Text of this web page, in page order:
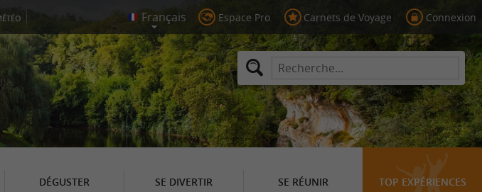
Espace Pro Carnets de Voyage Connexion
DÉGUSTER SE DIVERTIR SE RÉUNIR TOP EXPÉRIENCES